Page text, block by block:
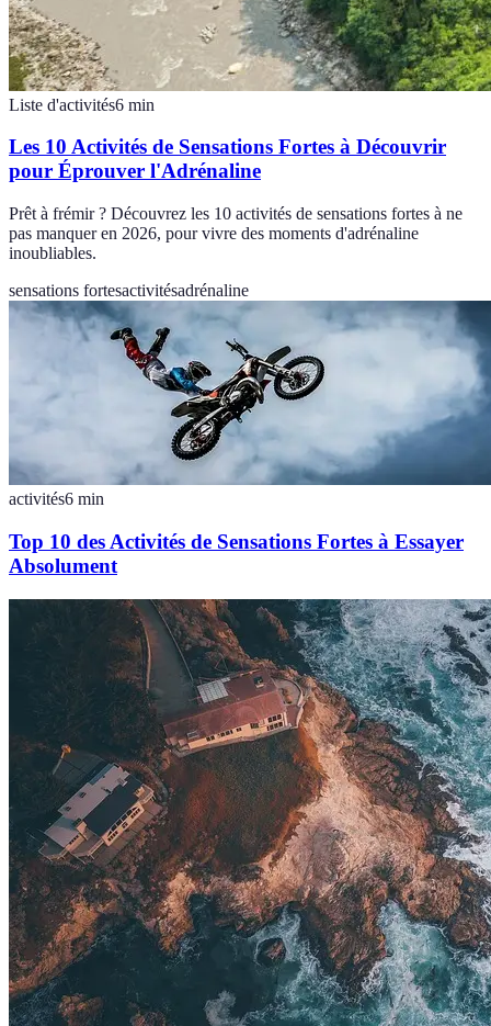
Liste d'activités6 min
Les 10 Activités de Sensations Fortes à Découvrir
pour Éprouver l'Adrénaline
Prêt à frémir ? Découvrez les 10 activités de sensations fortes à ne
pas manquer en 2026, pour vivre des moments d'adrénaline
inoubliables.
sensations fortesactivitésadrénaline
activités6 min
Top 10 des Activités de Sensations Fortes à Essayer
Absolument